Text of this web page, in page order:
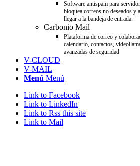
Software antispam para
bloquea correos no deseados y
llegar a la bandeja de entrada.
Carbonio Mail
Plataforma de correo y
calendario, contactos,
avanzadas de seguridad
V-CLOUD
V-MAIL
Menú Menú
Link to Facebook
Link to LinkedIn
Link to Rss this site
Link to Mail